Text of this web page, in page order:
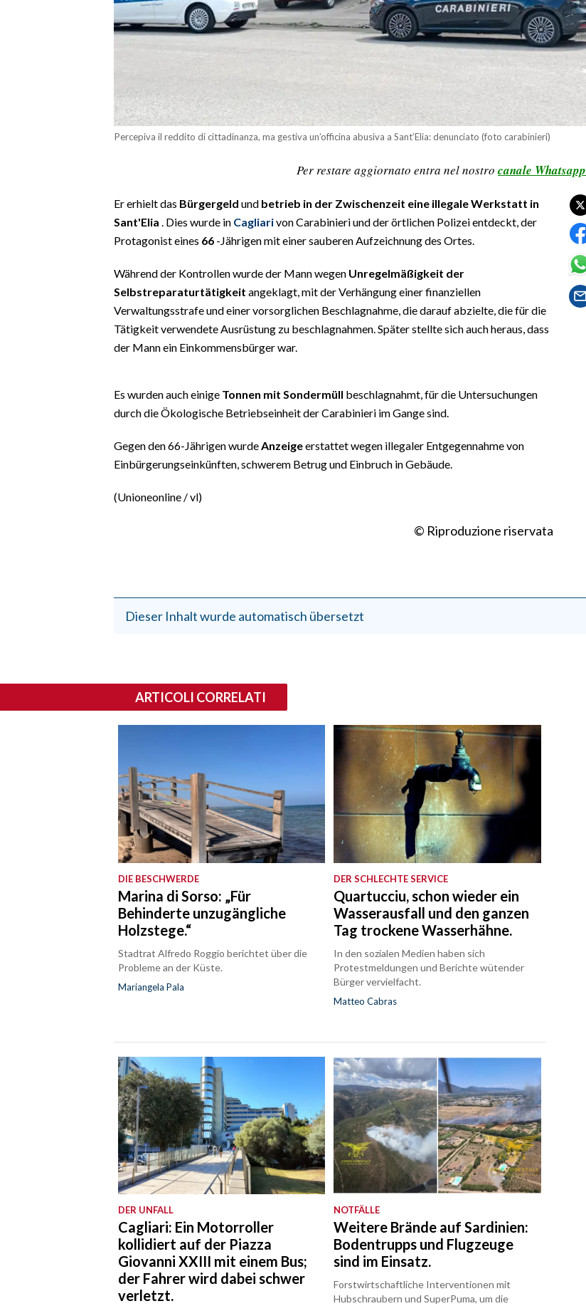
Percepiva il reddito di cittadinanza, ma gestiva un’officina abusiva a Sant’Elia: denunciato (foto carabinieri)
Per restare aggiornato entra nel nostro canale Whatsapp
Er erhielt das Bürgergeld und betrieb in der Zwischenzeit eine illegale Werkstatt in
Sant'Elia . Dies wurde in Cagliarivon Carabinieri und der örtlichen Polizei entdeckt, der
Protagonist eines 66 -Jährigen mit einer sauberen Aufzeichnung des Ortes.
Während der Kontrollen wurde der Mann wegen Unregelmäßigkeit der
Selbstreparaturtätigkeit angeklagt, mit der Verhängung einer finanziellen
Verwaltungsstrafe und einer vorsorglichen Beschlagnahme, die darauf abzielte, die für die
Tätigkeit verwendete Ausrüstung zu beschlagnahmen. Später stellte sich auch heraus, dass
der Mann ein Einkommensbürger war.
Es wurden auch einige Tonnen mit Sondermüll beschlagnahmt, für die Untersuchungen
durch die Ökologische Betriebseinheit der Carabinieri im Gange sind.
Gegen den 66-Jährigen wurdeAnzeigeerstattet wegen illegaler Entgegennahme von
Einbürgerungseinkünften, schwerem Betrug und Einbruch in Gebäude.
(Unioneonline / vl)
© Riproduzione riservata
Dieser Inhalt wurde automatisch übersetzt
ARTICOLI CORRELATI
DIE BESCHWERDE
Marina di Sorso: „Für
Behinderte unzugängliche
Holzstege.“
Stadtrat Alfredo Roggio berichtet über die
Probleme an der Küste.
Mariangela Pala
DER SCHLECHTE SERVICE
Quartucciu, schon wieder ein
Wasserausfall und den ganzen
Tag trockene Wasserhähne.
In den sozialen Medien haben sich
Protestmeldungen und Berichte wütender
Bürger vervielfacht.
Matteo Cabras
DER UNFALL
Cagliari: Ein Motorroller
kollidiert auf der Piazza
Giovanni XXIII mit einem Bus;
der Fahrer wird dabei schwer
verletzt.
NOTFÄLLE
Weitere Brände auf Sardinien:
Bodentrupps und Flugzeuge
sind im Einsatz.
Forstwirtschaftliche Interventionen mit
Hubschraubern und SuperPuma, um die